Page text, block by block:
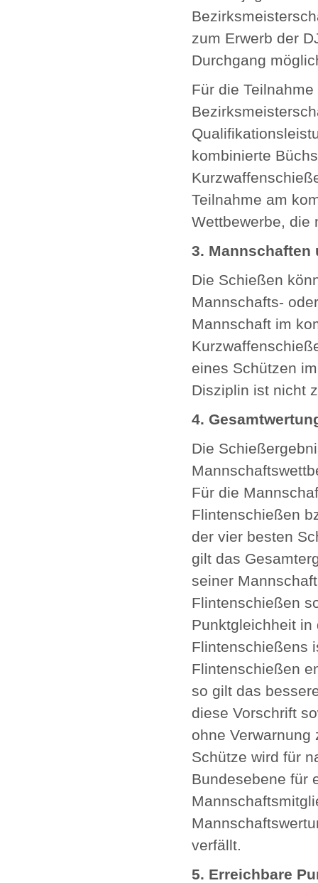
zum Erwerb der
Durchgang
Für die
kombinierte
Teilnahme am
Wettbewerbe, die
3. Mannschaften
Die Schießen
Mannschafts-
Mannschaft im
eines Schützen
Disziplin ist nicht
4.
Die
Für die
Flintenschießen
der vier besten
gilt das
seiner
Flintenschießen
Punktgleichheit in
Flintenschießens
Flintenschießen
so gilt das
diese Vorschrift
ohne
Schütze wird für
Bundesebene für
verfällt.
5. Erreichbare